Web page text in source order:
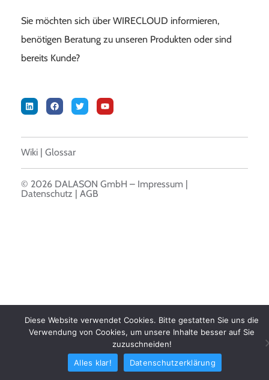
Sie möchten sich über WIRECLOUD informieren,
benötigen Beratung zu unseren Produkten oder sind
bereits Kunde?
Wiki |Glossar
© 2026 DALASON GmbH – Impressum |
Datenschutz |AGB
Diese Website verwendet Cookies. Bitte gestatten Sie uns die
Verwendung von Cookies, um unsere Inhalte besser auf Sie
zuzuschneiden!
Alles klar!
Datenschutzerklärung